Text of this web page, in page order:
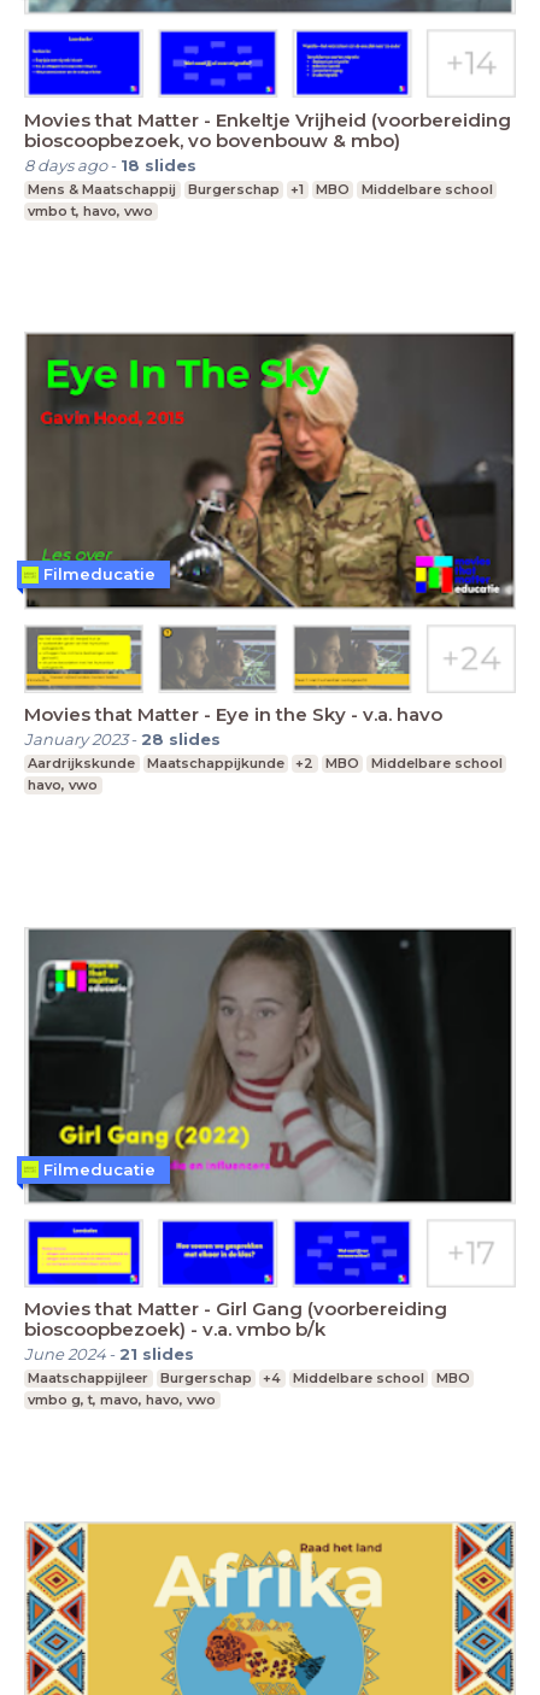
Movies that Matter - Enkeltje Vrijheid (voorbereiding
bioscoopbezoek, vo bovenbouw & mbo)
8 days ago- 18 slides
Mens & Maatschappij Burgerschap +1 MBO
Middelbare school
vmbo t, havo, vwo
Movies that Matter - Eye in the Sky - v.a. havo
January 2023- 28 slides
Aardrijkskunde Maatschappijkunde +2 MBO
Middelbare school
havo, vwo
Filmeducatie
Movies that Matter - Girl Gang (voorbereiding
bioscoopbezoek) - v.a. vmbo b/k
June 2024- 21 slides
Maatschappijleer Burgerschap +4 Middelbare school
MBO
vmbo g, t, mavo, havo, vwo
Filmeducatie